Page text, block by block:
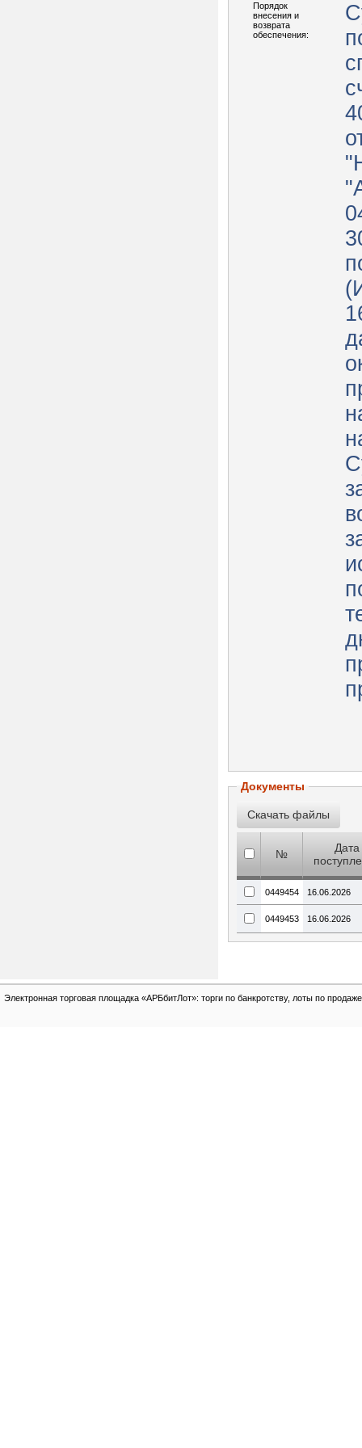
Порядок
внесения и
возврата
обеспечения:
Документы
№
Дата
0449454 16.06.2026
0449453 16.06.2026
Электронная торговая площадка «АРБбитЛот»: торги по банкротству, лоты по